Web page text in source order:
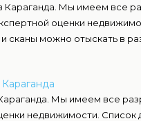
Караганда. Мы имеем все
оценки
сканы можно отыскать в
Мы имеем все
недвижимости.